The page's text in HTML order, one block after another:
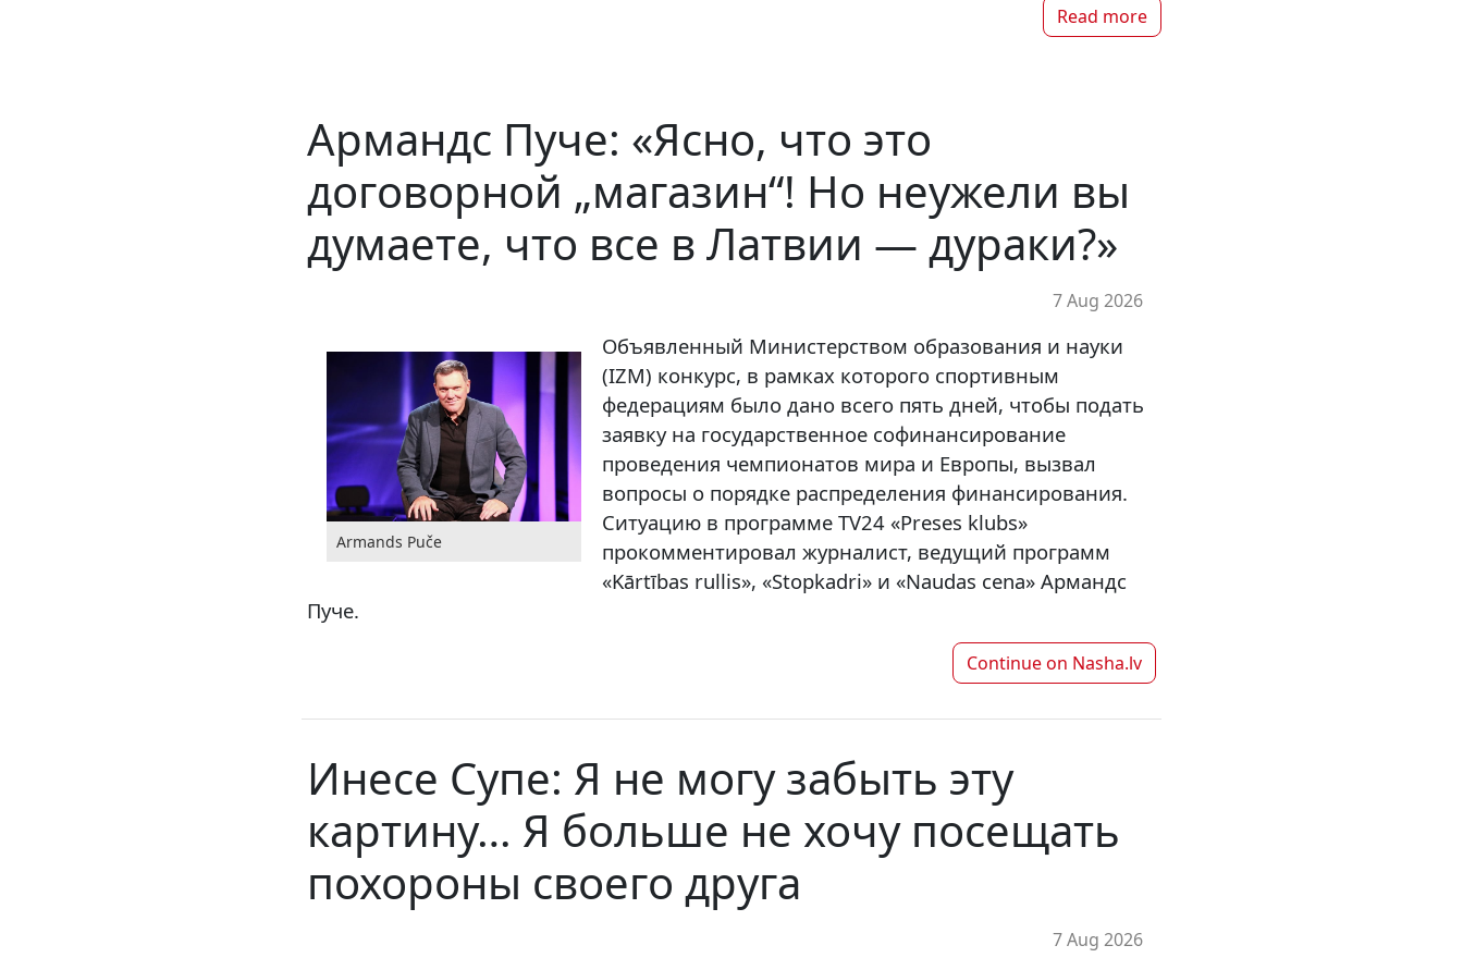
Read more
Армандс Пуче: «Ясно, что это
договорной „магазин“! Но неужели вы
думаете, что все в Латвии — дураки?»
7 Aug 2026
Armands Puče
Объявленный Министерством образования и науки
(IZM) конкурс, в рамках которого спортивным
федерациям было дано всего пять дней, чтобы подать
заявку на государственное софинансирование
проведения чемпионатов мира и Европы, вызвал
вопросы о порядке распределения финансирования.
Ситуацию в программе TV24 «Preses klubs»
прокомментировал журналист, ведущий программ
«Kārtības rullis», «Stopkadri» и «Naudas cena» Армандс
Пуче.
Continue on Nasha.lv
Инесе Супе: Я не могу забыть эту
картину… Я больше не хочу посещать
похороны своего друга
7 Aug 2026